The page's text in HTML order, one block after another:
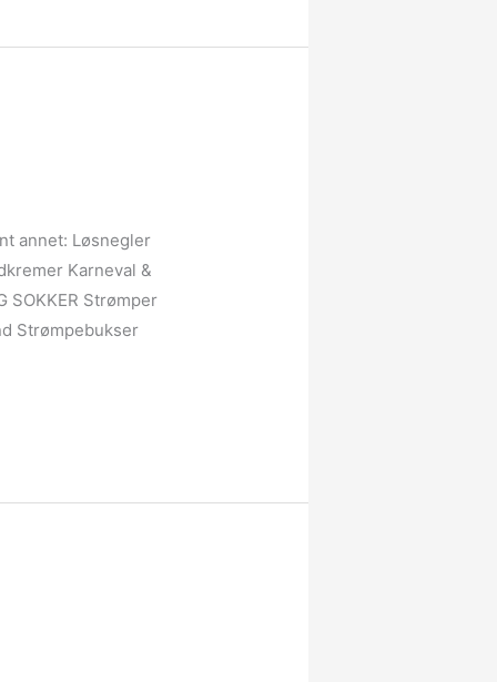
annet: Løsnegler
Karneval &
SOKKER Strømper
Strømpebukser